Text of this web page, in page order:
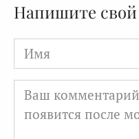
Напишите
Имя